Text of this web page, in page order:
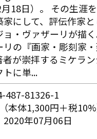
18日）。 その生涯
にして、評伝作家
ョ・ヴァザーリが描
リの『画家・彫刻家
が崇拝するミケラ
に単...
487-81326-1
本体1,300円＋税10%
年07月06日